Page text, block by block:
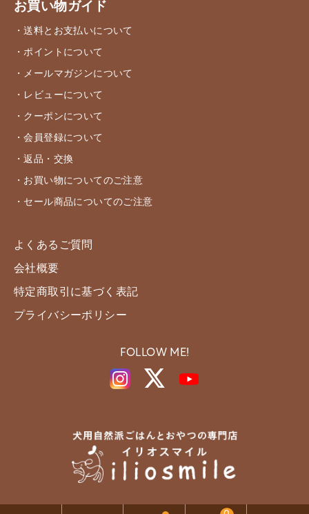
お買い物ガイド
・送料とお支払いについて
・ポイントについて
・メールマガジンについて
・レビューについて
・クーポンについて
・会員登録について
・返品・交換
・お買い物についてのご注意
・セール商品についてのご注意
よくあるご質問
会社概要
特定商取引に基づく表記
プライバシーポリシー
FOLLOW ME!